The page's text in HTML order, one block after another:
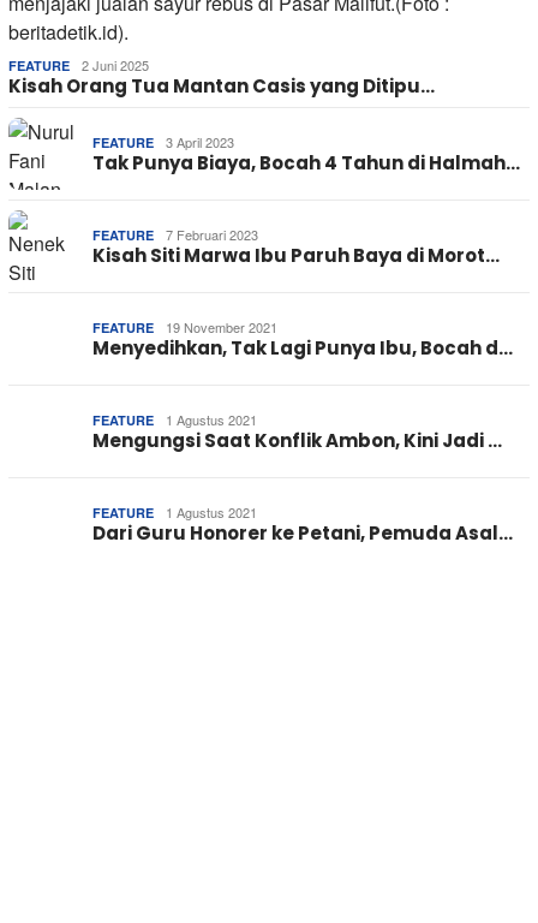
FEATURE 2 Juni 2025
Kisah Orang Tua Mantan Casis yang Ditipu…
FEATURE 3 April 2023
Tak Punya Biaya, Bocah 4 Tahun di Halmah…
FEATURE 7 Februari 2023
Kisah Siti Marwa Ibu Paruh Baya di Morot…
FEATURE 19 November 2021
Menyedihkan, Tak Lagi Punya Ibu, Bocah d…
FEATURE 1 Agustus 2021
Mengungsi Saat Konflik Ambon, Kini Jadi …
FEATURE 1 Agustus 2021
Dari Guru Honorer ke Petani, Pemuda Asal…